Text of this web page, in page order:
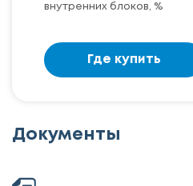
внутренних блоков, %
Где купить
Документы